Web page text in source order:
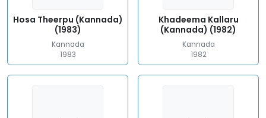
Hosa Theerpu (Kannada)
(1983)
Kannada
1983
Khadeema Kallaru
(Kannada) (1982)
Kannada
1982